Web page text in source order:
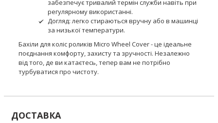
забезпечує тривалий термін служби навіть при
регулярному використанні.
Догляд: легко стираються вручну або в машинці
за низької температури.
Бахіли для коліс роликів Micro Wheel Cover - це ідеальне
поєднання комфорту, захисту та зручності. Незалежно
від того, де ви катаєтесь, тепер вам не потрібно
турбуватися про чистоту.
ДОСТАВКА